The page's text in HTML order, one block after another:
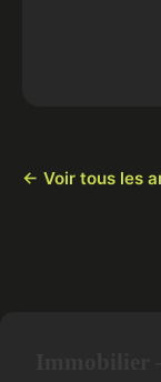
← Voir tous les